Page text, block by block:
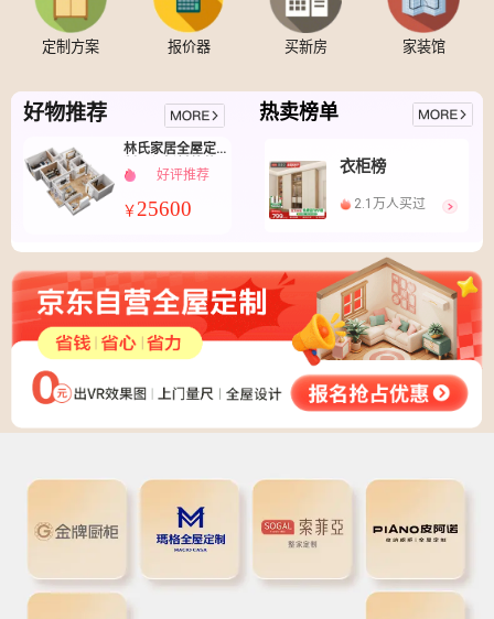
定制方案 报价器 买新房 家装馆
好物推荐
林氏家居全屋定
制环保板材整装
定制衣柜酒柜餐
组合 套餐价
好评推荐
￥25600
热卖榜单
衣柜榜
2.1万人买过